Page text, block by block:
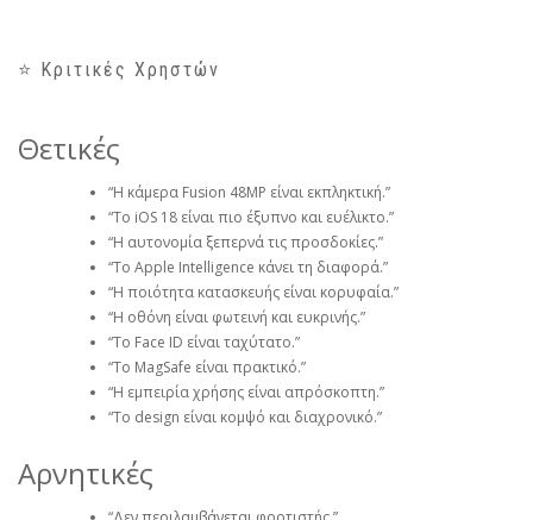
⭐ Κριτικές Χρηστών
Θετικές
“Η κάμερα Fusion 48MP είναι εκπληκτική.”
“Το iOS 18 είναι πιο έξυπνο και ευέλικτο.”
“Η αυτονομία ξεπερνά τις προσδοκίες.”
“Το Apple Intelligence κάνει τη διαφορά.”
“Η ποιότητα κατασκευής είναι κορυφαία.”
“Η οθόνη είναι φωτεινή και ευκρινής.”
“Το Face ID είναι ταχύτατο.”
“Το MagSafe είναι πρακτικό.”
“Η εμπειρία χρήσης είναι απρόσκοπτη.”
“Το design είναι κομψό και διαχρονικό.”
Αρνητικές